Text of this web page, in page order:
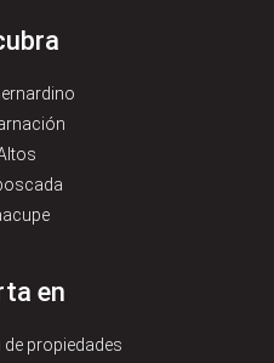
en
propiedades